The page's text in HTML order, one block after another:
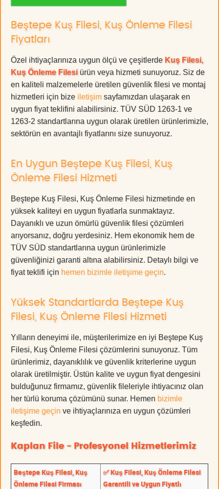
Beştepe Kuş Filesi, Kuş Önleme Filesi
Fiyatları
Özel ihtiyaçlarınıza uygun ölçü ve çeşitlerde Kuş Filesi,
Kuş Önleme Filesi ürün veya hizmeti sunuyoruz. Siz de
en kaliteli malzemelerle üretilen güvenlik filesi ve montaj
hizmetleri için bize iletişim sayfamızdan ulaşarak en
uygun fiyat teklifini alabilirsiniz. TÜV SÜD 1263-1 ve
1263-2 standartlarına uygun olarak üretilen ürünlerimizle,
sektörün en avantajlı fiyatlarını size sunuyoruz.
En Uygun Beştepe Kuş Filesi, Kuş
Önleme Filesi Hizmeti
Beştepe Kuş Filesi, Kuş Önleme Filesi hizmetinde en
yüksek kaliteyi en uygun fiyatlarla sunmaktayız.
Dayanıklı ve uzun ömürlü güvenlik filesi çözümleri
arıyorsanız, doğru yerdesiniz. Hem ekonomik hem de
TÜV SÜD standartlarına uygun ürünlerimizle
güvenliğinizi garanti altına alabilirsiniz. Detaylı bilgi ve
fiyat teklifi için hemen bizimle iletişime geçin.
Yüksek Standartlarda Beştepe Kuş
Filesi, Kuş Önleme Filesi Hizmeti
Yılların deneyimi ile, müşterilerimize en iyi Beştepe Kuş
Filesi, Kuş Önleme Filesi çözümlerini sunuyoruz. Tüm
ürünlerimiz, dayanıklılık ve güvenlik kriterlerine uygun
olarak üretilmiştir. Üstün kalite ve uygun fiyat dengesini
bulduğunuz firmamız, güvenlik fileleriyle ihtiyacınız olan
her türlü koruma çözümünü sunar. Hemen bizimle
iletişime geçin ve ihtiyaçlarınıza en uygun çözümleri
keşfedin.
Kaplan File - Profesyonel Hizmetlerimiz
Beştepe Kuş Filesi, Kuş
Önleme Filesi Firması
✅ Kuş Filesi, Kuş Önleme Filesi
Garantili ve Uygun Fiyatlı